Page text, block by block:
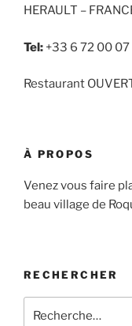
HERAULT –
Tel: +33 6 72 00
Restaurant
À PROPOS
Venez vous faire
beau village de
RECHERCHER